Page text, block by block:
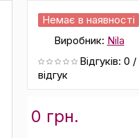
Немає в наявності
Виробник: Nila
Відгуків: 0 /
відгук
0 грн.